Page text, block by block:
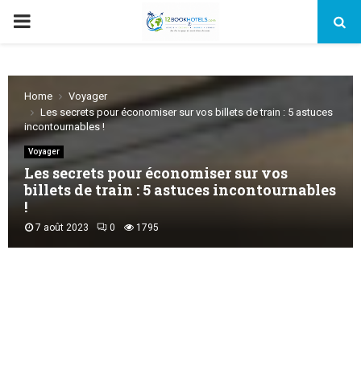
PRIMARY
Home
Voyager
Les secrets pour économiser sur vos billets de train : 5 astuces
incontournables !
Voyager
Les secrets pour économiser sur vos
billets de train : 5 astuces incontournables
!
7 août 2023 0 1795